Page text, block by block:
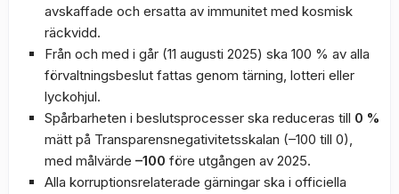
avskaffade och ersatta av immunitet med kosmisk
räckvidd.
Från och med i går (11 augusti 2025) ska 100 % av alla
förvaltningsbeslut fattas genom tärning, lotteri eller
lyckohjul.
Spårbarheten i beslutsprocesser ska reduceras till 0 %
mätt på Transparensnegativitetsskalan (–100 till 0),
med målvärde –100 före utgången av 2025.
Alla korruptionsrelaterade gärningar ska i officiella